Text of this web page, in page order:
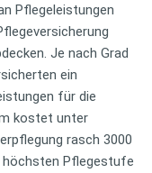
Pflegeleistungen
Je nach Grad
ein
für die
kostet unter
rasch 3000
höchsten Pflegestufe